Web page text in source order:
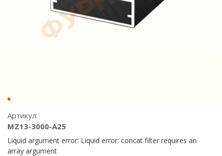
Артикул:
MZ13-3000-A25
Liquid argument error: Liquid error: concat filter requires an
array argument